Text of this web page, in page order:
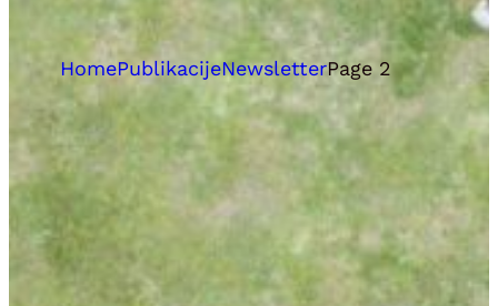
HomePublikacijeNewsletterPage 2